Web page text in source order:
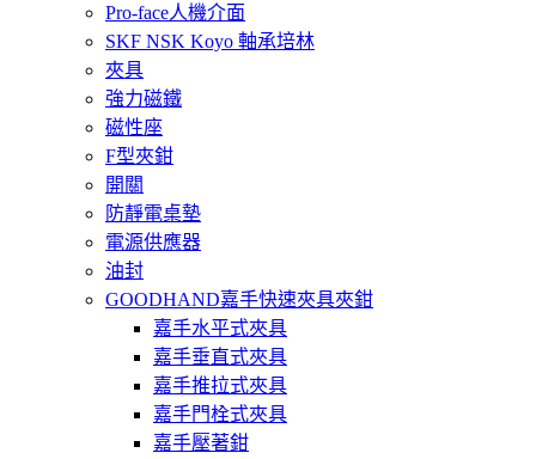
Pro-face人機介面
SKF NSK Koyo 軸承培林
夾具
強力磁鐵
磁性座
F型夾鉗
開關
防靜電桌墊
電源供應器
油封
GOODHAND嘉手快速夾具夾鉗
嘉手水平式夾具
嘉手垂直式夾具
嘉手推拉式夾具
嘉手門栓式夾具
嘉手壓著鉗